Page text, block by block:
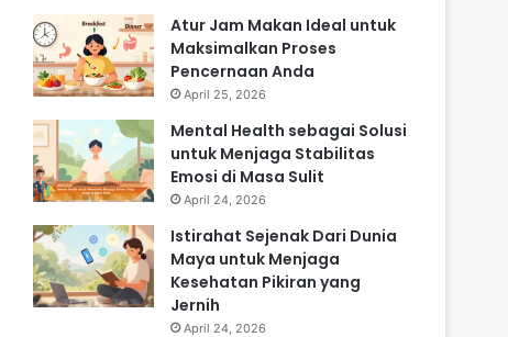
Atur Jam Makan Ideal untuk
Maksimalkan Proses
Pencernaan Anda
April 25, 2026
Mental Health sebagai Solusi
untuk Menjaga Stabilitas
Emosi di Masa Sulit
April 24, 2026
Istirahat Sejenak Dari Dunia
Maya untuk Menjaga
Kesehatan Pikiran yang
Jernih
April 24, 2026